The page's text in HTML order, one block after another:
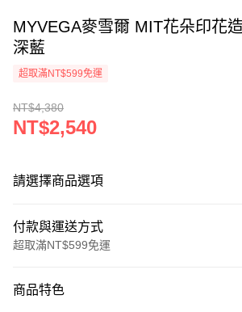
MYVEGA麥雪爾 MIT花朵印花
深藍
超取滿NT$599免運
NT$4,380
NT$2,540
請選擇商品選項
付款與運送方式
超取滿NT$599免運
信用卡一次付款
商品特色